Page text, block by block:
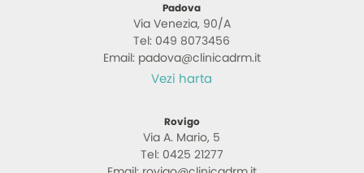
Padova
Via Venezia, 90/A
Tel: 049 8073456
Email: padova@clinicadrm.it
Vezi harta
Rovigo
Via A. Mario, 5
Tel: 0425 21277